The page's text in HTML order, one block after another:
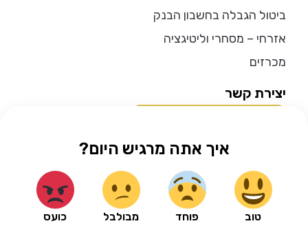
ביטול הגבלה בחשבון הבנק
אזרחי – מסחרי וליטיגציה
מכרזים
יצירת קשר
התקשרו אלינואיך אתה מרגיש היום?
טוב פוחד מבולבל כועס